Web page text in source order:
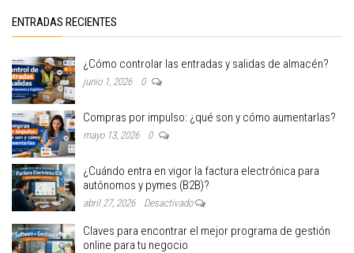
ENTRADAS RECIENTES
¿Cómo controlar las entradas y salidas de almacén?
junio 1, 2026 0
Compras por impulso: ¿qué son y cómo aumentarlas?
mayo 13, 2026 0
¿Cuándo entra en vigor la factura electrónica para
autónomos y pymes (B2B)?
abril 27, 2026 Desactivado
Claves para encontrar el mejor programa de gestión
online para tu negocio